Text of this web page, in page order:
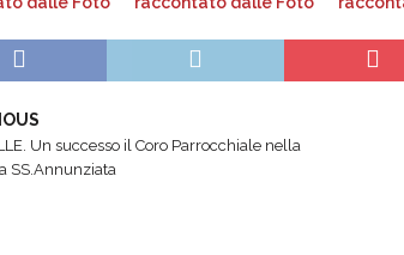
Un successo il Coro Parrocchiale nella
SS.Annunziata